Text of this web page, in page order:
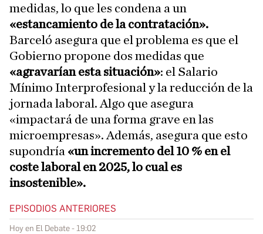
medidas, lo que les condena a un
«estancamiento de la contratación».
Barceló asegura que el problema es que el
Gobierno propone dos medidas que
«agravarían esta situación»: el Salario
Mínimo Interprofesional y la reducción de la
jornada laboral. Algo que asegura
«impactará de una forma grave en las
microempresas». Además, asegura que esto
supondría «un incremento del 10 % en el
coste laboral en 2025, lo cual es
insostenible».
EPISODIOS ANTERIORES
Hoy en El Debate - 19:02